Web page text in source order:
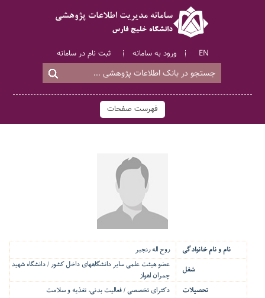
ثبت نام در سامانه ورود به سامانه EN
فهرست صفحات
نام و نام خانوادگی
روح اله رنجبر
شغل
عضو هیئت علمی سایر دانشگاههای داخل کشور / دانشگاه شهید
چمران اهواز
تحصیلات
دکترای تخصصی / فعالیت بدنی، تغذیه و سلامت